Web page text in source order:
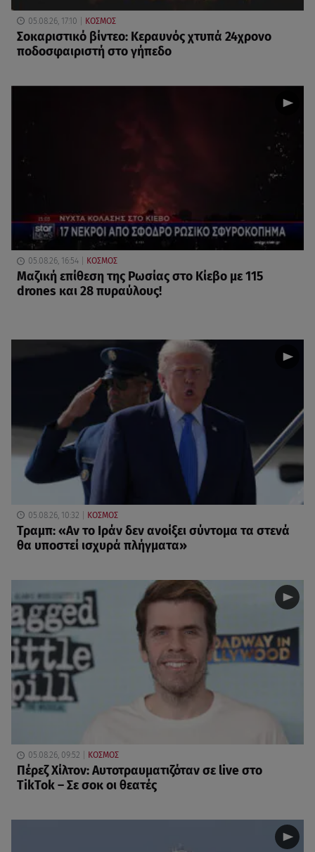
05.08.26, 17:10 ΚΟΣΜΟΣ
Σοκαριστικό βίντεο: Κεραυνός χτυπά 24χρονο
ποδοσφαιριστή στο γήπεδο
05.08.26, 16:54 ΚΟΣΜΟΣ
Μαζική επίθεση της Ρωσίας στο Κίεβο με 115
drones και 28 πυραύλους!
05.08.26, 10:32 ΚΟΣΜΟΣ
Τραμπ: «Αν το Ιράν δεν ανοίξει σύντομα τα στενά
θα υποστεί ισχυρά πλήγματα»
05.08.26, 09:52 ΚΟΣΜΟΣ
Πέρεζ Χίλτον: Αυτοτραυματιζόταν σε live στο
TikTok – Σε σοκ οι θεατές